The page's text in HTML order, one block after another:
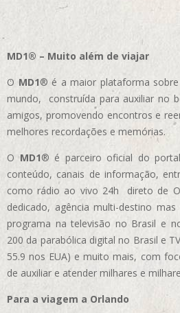
MD1® – Muito além de viajar
O MD1® é a maior plataforma
mundo, construída para auxiliar no
amigos, promovendo encontros e
melhores recordações e memórias.
OMD1® é parceiro oficial do portal
conteúdo, canais de informação,
como rádio ao vivo 24h direto de
dedicado, agência multi-destino
programa na televisão no Brasil e
200 da parabólica digital no Brasil e
55.9 nos EUA) e muito mais, com
de auxiliar e atender milhares e
Para a viagem a Orlando